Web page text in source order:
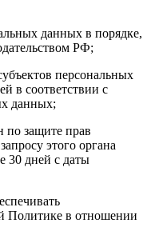
данных в порядке,
РФ;
персональных
в соответствии с
данных;
по защите прав
этого органа
30 дней с даты
Политике в отношении